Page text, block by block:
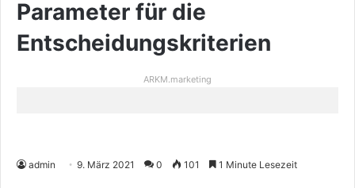
Parameter für die
Entscheidungskriterien
ARKM.marketing
admin 9. März 2021 0 101 1 Minute Lesezeit